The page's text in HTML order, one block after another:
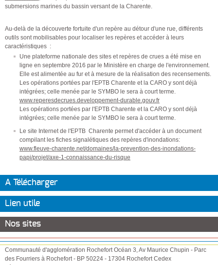
submersions marines du bassin versant de la Charente.
Au-delà de la découverte fortuite d'un repère au détour d'une rue, différents
outils sont mobilisables pour localiser les repères et accéder à leurs
caractéristiques :
Une plateforme nationale des sites et repères de crues a été mise en
ligne en septembre 2016 par le Ministère en charge de l'environnement.
Elle est alimentée au fur et à mesure de la réalisation des recensements.
Les opérations portées par l'EPTB Charente et la CARO y sont déjà
intégrées; celle menée par le SYMBO le sera à court terme.
www.reperesdecrues.developpement-durable.gouv.fr
Les opérations portées par l'EPTB Charente et la CARO y sont déjà
intégrées; celle menée par le SYMBO le sera à court terme.
Le site Internet de l'EPTB Charente permet d'accéder à un document
compilant les fiches signalétiques des repères d'inondations:
www.fleuve-charente.net/domaines/la-prevention-des-inondations-
papi/projet/axe-1-connaissance-du-risque
A Télécharger
Lien utile
Nos sites
Communauté d'agglomération Rochefort Océan 3, Av Maurice Chupin - Parc
des Fourriers à Rochefort - BP 50224 - 17304 Rochefort Cedex